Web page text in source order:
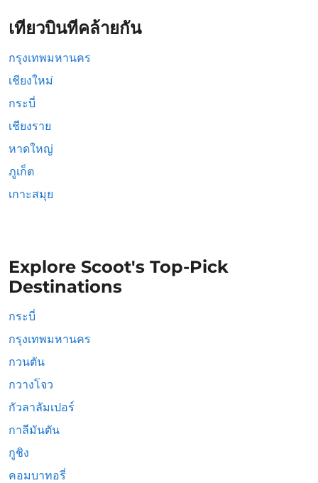
เที่ยวบินที่คล้ายกัน
กรุงเทพมหานคร
เชียงใหม่
กระบี่
เชียงราย
หาดใหญ่
ภูเก็ต
เกาะสมุย
Explore Scoot's Top-Pick
Destinations
กระบี่
กรุงเทพมหานคร
กวนตัน
กวางโจว
กัวลาลัมเปอร์
กาลีมันตัน
กูชิง
คอมบาทอรี่